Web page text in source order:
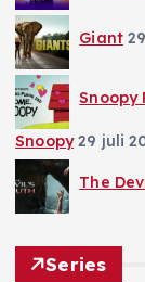
Giant
Snoopy
Snoopy 29 juli
The
Series